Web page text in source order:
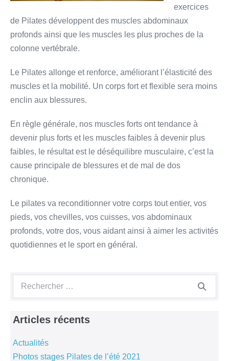
exercices
de Pilates développent des muscles abdominaux
profonds ainsi que les muscles les plus proches de la
colonne vertébrale.
Le Pilates allonge et renforce, améliorant l’élasticité des
muscles et la mobilité. Un corps fort et flexible sera moins
enclin aux blessures.
En règle générale, nos muscles forts ont tendance à
devenir plus forts et les muscles faibles à devenir plus
faibles, le résultat est le déséquilibre musculaire, c’est la
cause principale de blessures et de mal de dos
chronique.
Le pilates va reconditionner votre corps tout entier, vos
pieds, vos chevilles, vos cuisses, vos abdominaux
profonds, votre dos, vous aidant ainsi à aimer les activités
quotidiennes et le sport en général.
d’article
Recherche
Articles récents
Actualités
Photos stages Pilates de l’été 2021